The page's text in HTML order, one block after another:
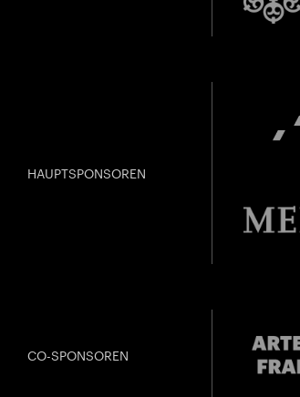
HAUPTSPONSOREN
CO-SPONSOREN